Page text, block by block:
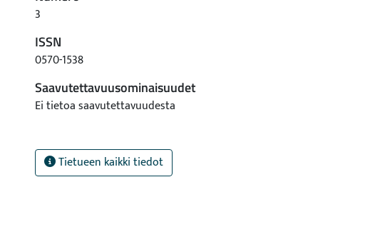
3
ISSN
0570-1538
Saavutettavuusominaisuudet
Ei tietoa saavutettavuudesta
Tietueen kaikki tiedot